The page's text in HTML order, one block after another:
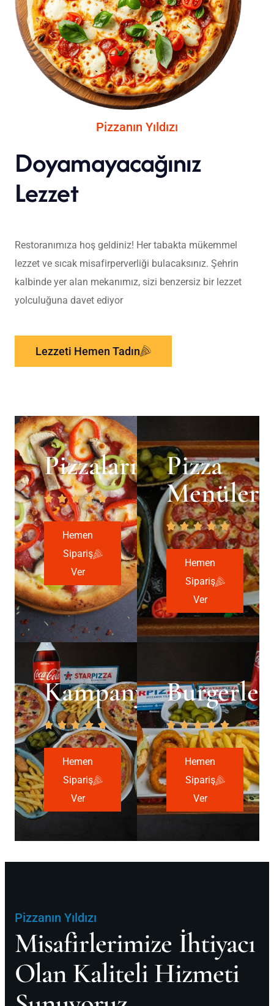
Pizzanın Yıldızı
Doyamayacağınız
Lezzet
Restoranımıza hoş geldiniz! Her tabakta mükemmel
lezzet ve sıcak misafirperverliği bulacaksınız. Şehrin
kalbinde yer alan mekanımız, sizi benzersiz bir lezzet
yolculuğuna davet ediyor
Lezzeti Hemen Tadın
Pizzalarımız
Hemen
Sipariş
Ver
Pizza
Menüleri
Hemen
Sipariş
Ver
Kampanyalar
Hemen
Sipariş
Ver
Burgerler
Hemen
Sipariş
Ver
Pizzanın Yıldızı
Misafirlerimize İhtiyacı
Olan Kaliteli Hizmeti